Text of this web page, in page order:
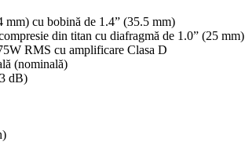
mm) cu bobină de 1.4” (35.5 mm)
din titan cu diafragmă de 1.0” (25 mm)
RMS cu amplificare Clasa D
(nominală)
dB)